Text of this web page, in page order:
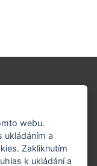
webu.
ukládáním a
Zakliknutím
k ukládání a